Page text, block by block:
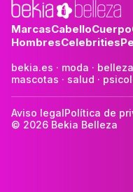
MarcasCabelloCuerpo
HombresCelebrities
bekia.es · moda · belleza
mascotas · salud ·
Aviso legalPolítica de
© 2026 Bekia Belleza